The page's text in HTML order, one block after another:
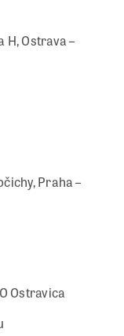
H, Ostrava –
Praha –
Ostravica